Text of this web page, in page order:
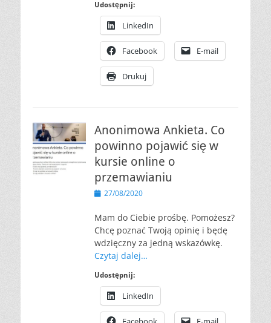
Udostępnij:
LinkedIn
Facebook E-mail
Drukuj
Anonimowa Ankieta. Co
powinno pojawić się w
kursie online o
przemawianiu
Opublikowano
27/08/2020
Mam do Ciebie prośbę. Pomożesz?
Chcę poznać Twoją opinię i będę
wdzięczny za jedną wskazówkę.
Czytaj dalej…
Udostępnij:
LinkedIn